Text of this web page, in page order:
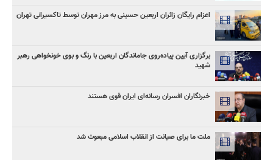
اعزام رایگان زائران اربعین حسینی به مرز مهران توسط تاکسیرانی تهران
برگزاری آیین پیاده‌روی جاماندگان اربعین با رنگ و بوی خونخواهی رهبر
شهید
خبرنگاران افسران رسانه‌ای ایران قوی هستند
ملت ما برای صیانت از انقلاب اسلامی مبعوث شد